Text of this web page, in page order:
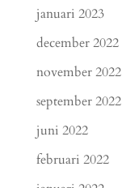
januari 2023
december 2022
november 2022
september 2022
juni 2022
februari 2022